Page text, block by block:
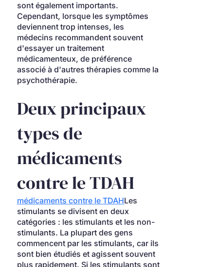
sont également importants.
Cependant, lorsque les symptômes
deviennent trop intenses, les
médecins recommandent souvent
d'essayer un traitement
médicamenteux, de préférence
associé à d'autres thérapies comme la
psychothérapie.
Deux principaux
types de
médicaments
contre le TDAH
médicaments contre le TDAHLes
stimulants se divisent en deux
catégories : les stimulants et les non-
stimulants. La plupart des gens
commencent par les stimulants, car ils
sont bien étudiés et agissent souvent
plus rapidement. Si les stimulants sont